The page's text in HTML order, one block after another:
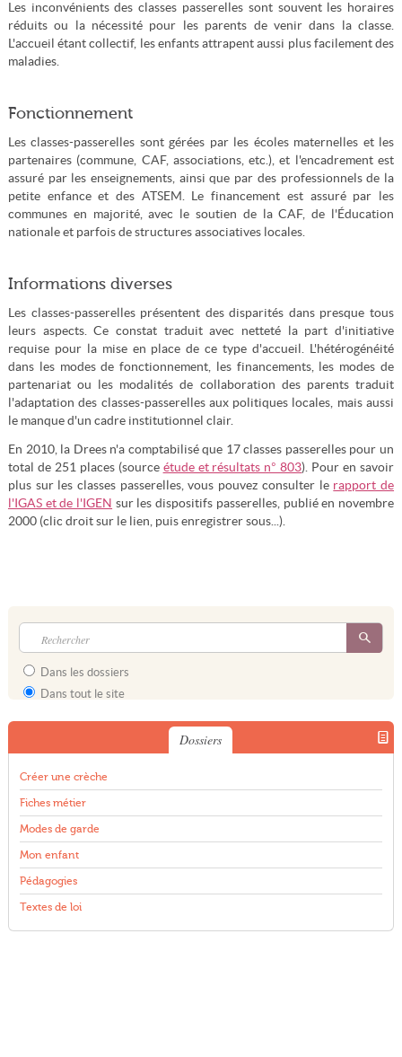
Les inconvénients des classes passerelles sont souvent les horaires
réduits ou la nécessité pour les parents de venir dans la classe.
L'accueil étant collectif, les enfants attrapent aussi plus facilement des
maladies.
Fonctionnement
Les classes-passerelles sont gérées par les écoles maternelles et les
partenaires (commune, CAF, associations, etc.), et l'encadrement est
assuré par les enseignements, ainsi que par des professionnels de la
petite enfance et des ATSEM. Le financement est assuré par les
communes en majorité, avec le soutien de la CAF, de l'Éducation
nationale et parfois de structures associatives locales.
Informations diverses
Les classes-passerelles présentent des disparités dans presque tous
leurs aspects. Ce constat traduit avec netteté la part d'initiative
requise pour la mise en place de ce type d'accueil. L'hétérogénéité
dans les modes de fonctionnement, les financements, les modes de
partenariat ou les modalités de collaboration des parents traduit
l'adaptation des classes-passerelles aux politiques locales, mais aussi
le manque d'un cadre institutionnel clair.
En 2010, la Drees n'a comptabilisé que 17 classes passerelles pour un
total de 251 places (source étude et résultats n° 803). Pour en savoir
plus sur les classes passerelles, vous pouvez consulter le rapport de
l'IGAS et de l'IGEN sur les dispositifs passerelles, publié en novembre
2000 (clic droit sur le lien, puis enregistrer sous...).
Dans les dossiers
Dans tout le site
Dossiers
Créer une crèche
Fiches métier
Modes de garde
Mon enfant
Pédagogies
Textes de loi